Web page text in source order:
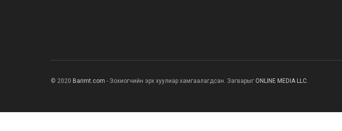
© 2020 Barimt.com - Зохиогчийн эрх хуулиар хамгаалагдсан. Загварыг ONLINE MEDIA LLC.